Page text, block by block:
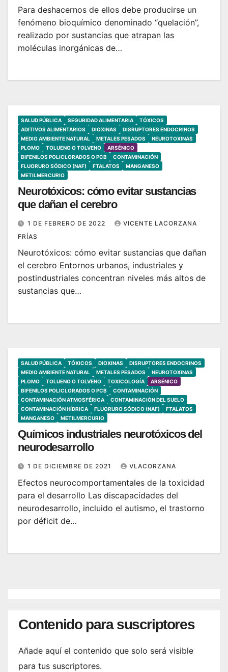
Para deshacernos de ellos debe producirse un
fenómeno bioquímico denominado “quelación”,
realizado por sustancias que atrapan las
moléculas inorgánicas de…
SALUD PÚBLICA SEGURIDAD ALIMENTARIA
TÓXICOS
ADITIVOS ALIMENTARIOS
DIOXINAS
DISRUPTORES ENDOCRINOS
MEDIO AMBIENTE NATURAL
METALES PESADOS
NEUROTOXINAS
PLOMO
TOLUENO O TOLVENO
ARSÉNICO
BIFENILOS POLICLORADOS O PCB
CONTAMINACIÓN
FLUORURO SÓDICO (NAF)
FTALATOS
MANGANESO
METILMERCURIO
Neurotóxicos: cómo evitar sustancias
que dañan el cerebro
1 DE FEBRERO DE 2022
VICENTE LACORZANA
FRÍAS
Neurotóxicos: cómo evitar sustancias que dañan
el cerebro Entornos urbanos, industriales y
postindustriales concentran niveles más altos de
sustancias que…
SALUD PÚBLICA TÓXICOS DIOXINAS
DISRUPTORES ENDOCRINOS
MEDIO AMBIENTE NATURAL
METALES PESADOS
NEUROTOXINAS
PLOMO
TOLUENO O TOLVENO TOXICOLOGÍA
ARSÉNICO
BIFENILOS POLICLORADOS O PCB
CONTAMINACIÓN
CONTAMINACIÓN ATMOSFÉRICA
CONTAMINACIÓN DEL SUELO
CONTAMINACIÓN HÍDRICA
FLUORURO SÓDICO (NAF)
FTALATOS
MANGANESO
METILMERCURIO
Químicos industriales neurotóxicos del
neurodesarrollo
1 DE DICIEMBRE DE 2021 VLACORZANA
Efectos neurocomportamentales de la toxicidad
para el desarrollo Las discapacidades del
neurodesarrollo, incluido el autismo, el trastorno
por déficit de…
Contenido para suscriptores
Añade aquí el contenido que solo será visible
para tus suscriptores.